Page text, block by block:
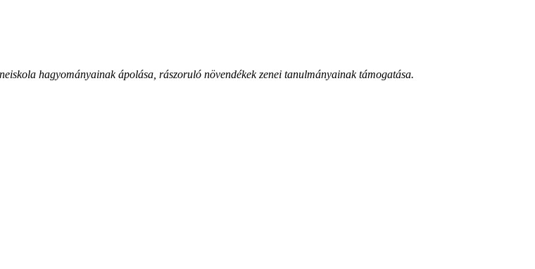
hagyományainak ápolása, rászoruló növendékek zenei tanulmányainak támogatása.